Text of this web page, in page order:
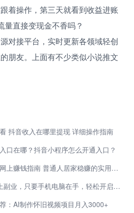
着操作，第三天就看到收益进账
直接变现金不香吗？
对接平台，实时更新各领域轻创
朋友。上面有不少类似小说推文
抖音收入在哪里提现 详细操作指南
口在哪？抖音小程序怎么开通入口？
零基础新手入门网上赚钱指南 普通人居家稳赚的实用小项目精选
零门槛！6个线上副业，只要手机电脑在手，轻松开启赚钱模式
：AI制作怀旧视频项目月入3000+